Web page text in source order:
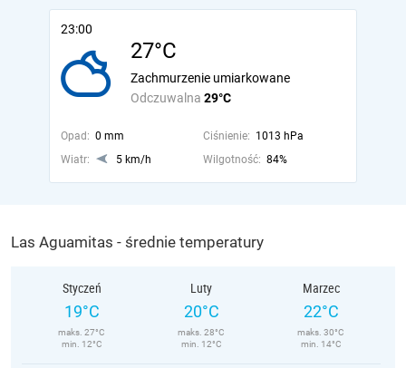
23:00
27°C
Odczuwalna 29°C
Zachmurzenie umiarkowane
Opad: 0 mm Ciśnienie: 1013 hPa
Wiatr:
5 km/h Wilgotność: 84%
Las Aguamitas - średnie temperatury
Styczeń
19°C
maks. 27°C
min. 12°C
Luty
20°C
maks. 28°C
min. 12°C
Marzec
22°C
maks. 30°C
min. 14°C